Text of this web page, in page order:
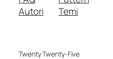
Autori
Temi
Twenty Twenty-Five